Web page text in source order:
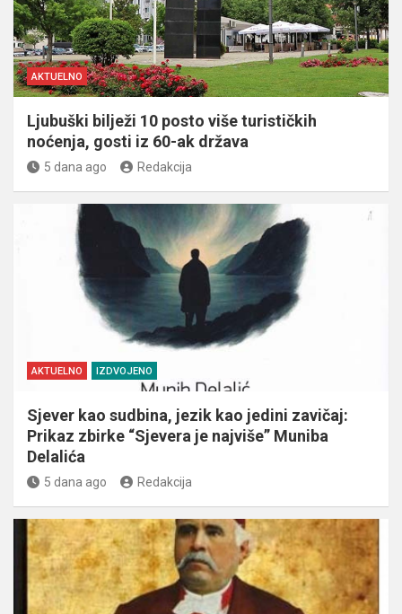
AKTUELNO
Ljubuški bilježi 10 posto više turističkih
noćenja, gosti iz 60-ak država
5 dana ago Redakcija
AKTUELNO IZDVOJENO
Sjever kao sudbina, jezik kao jedini zavičaj:
Prikaz zbirke “Sjevera je najviše” Muniba
Delalića
5 dana ago Redakcija